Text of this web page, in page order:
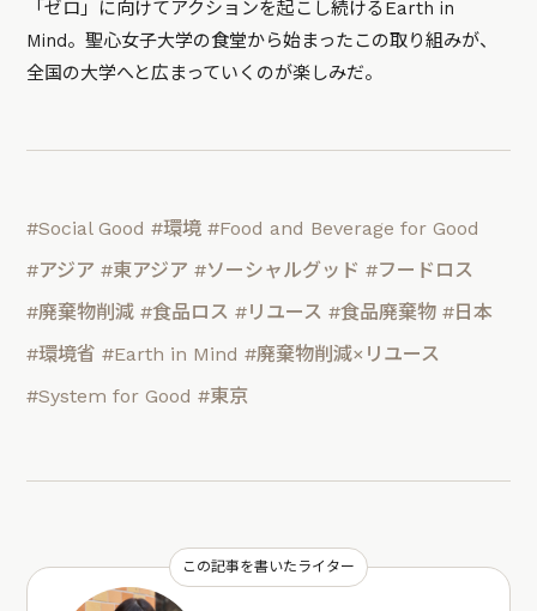
「ゼロ」に向けてアクションを起こし続けるEarth in
Mind。聖心女子大学の食堂から始まったこの取り組みが、
全国の大学へと広まっていくのが楽しみだ。
#Social Good #環境 #Food and Beverage for Good
#アジア #東アジア #ソーシャルグッド #フードロス
#廃棄物削減 #食品ロス #リユース #食品廃棄物 #日本
#環境省 #Earth in Mind #廃棄物削減×リユース
#System for Good #東京
この記事を書いたライター